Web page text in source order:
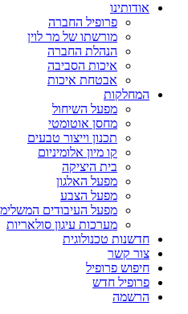
אודותינו
פרופיל החברה
מורשתו של מר לוין
הנהלת החברה
איכות הסביבה
אבטחת איכות
המחלקות
מפעל השיחול
מחסן אוטומטי
תכנון וייצור טבעים
קו מיון אלומיניום
בית היציקה
מפעל האלגון
מפעל הצבע
מפעל העיבודים
מערכות עיגון סולאריות
חדשנות טכנולוגית
צור קשר
­חיפוש פרופיל
פרופיל חדש
הרשמה